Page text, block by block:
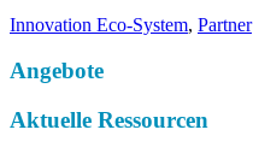
Innovation Eco-System, Partner
Angebote
Aktuelle Ressourcen